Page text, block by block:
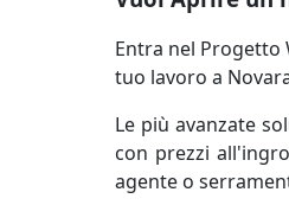
Entra nel
tuo lavoro a
Le più avanzate
con prezzi
agente o